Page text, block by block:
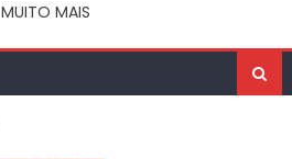
MUITO MAIS